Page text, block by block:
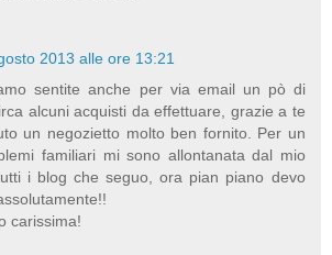
2013 alle ore 13:21
sentite anche per via email un pò di
alcuni acquisti da effettuare, grazie a te
un negozietto molto ben fornito. Per un
familiari mi sono allontanata dal mio
i blog che seguo, ora pian piano devo
carissima!